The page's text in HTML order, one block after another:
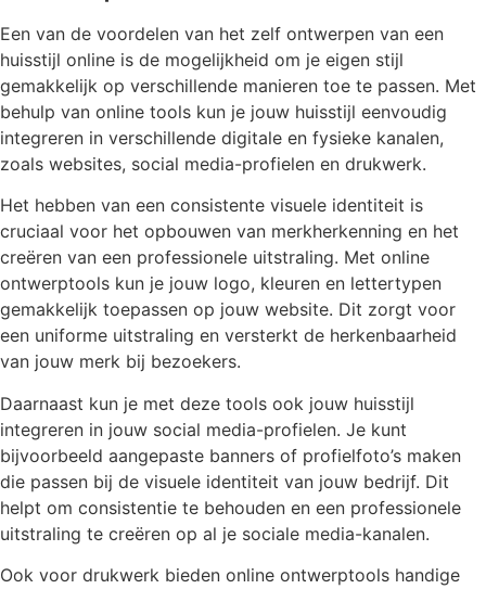
Een van de voordelen van het zelf ontwerpen van een
huisstijl online is de mogelijkheid om je eigen stijl
gemakkelijk op verschillende manieren toe te passen. Met
behulp van online tools kun je jouw huisstijl eenvoudig
integreren in verschillende digitale en fysieke kanalen,
zoals websites, social media-profielen en drukwerk.
Het hebben van een consistente visuele identiteit is
cruciaal voor het opbouwen van merkherkenning en het
creëren van een professionele uitstraling. Met online
ontwerptools kun je jouw logo, kleuren en lettertypen
gemakkelijk toepassen op jouw website. Dit zorgt voor
een uniforme uitstraling en versterkt de herkenbaarheid
van jouw merk bij bezoekers.
Daarnaast kun je met deze tools ook jouw huisstijl
integreren in jouw social media-profielen. Je kunt
bijvoorbeeld aangepaste banners of profielfoto’s maken
die passen bij de visuele identiteit van jouw bedrijf. Dit
helpt om consistentie te behouden en een professionele
uitstraling te creëren op al je sociale media-kanalen.
Ook voor drukwerk bieden online ontwerptools handige